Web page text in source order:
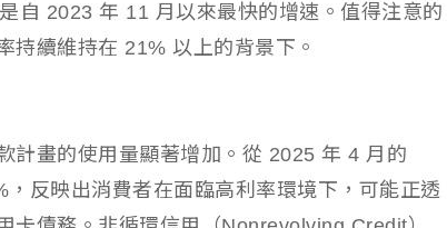
自 2023 年 11 月以來最快的增速。值得注意的
持續維持在 21% 以上的背景下。
計畫的使用量顯著增加。從 2025 年 4 月的
反映出消費者在面臨高利率環境下，可能正透